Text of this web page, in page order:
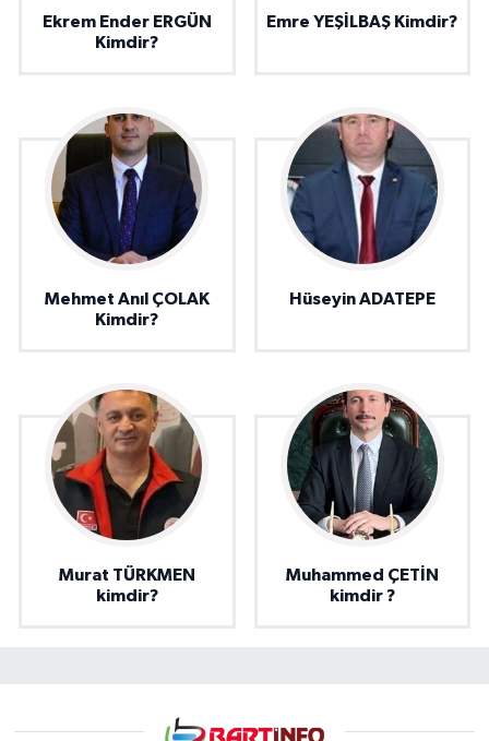
Ekrem Ender ERGÜN
Kimdir?
Emre YEŞİLBAŞ Kimdir?
Mehmet Anıl ÇOLAK
Kimdir?
Hüseyin ADATEPE
Murat TÜRKMEN
kimdir?
Muhammed ÇETİN
kimdir ?